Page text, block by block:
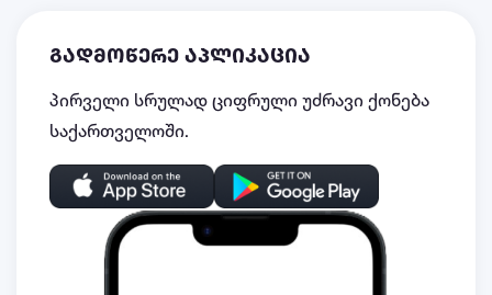
გადმოწერე აპლიკაცია
პირველი სრულად ციფრული უძრავი ქონება
საქართველოში.